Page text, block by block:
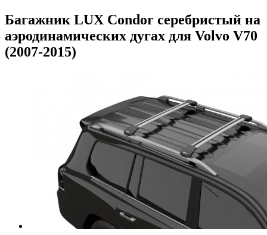
Багажник LUX Condor серебристый на
аэродинамических дугах для Volvo V70
(2007-2015)